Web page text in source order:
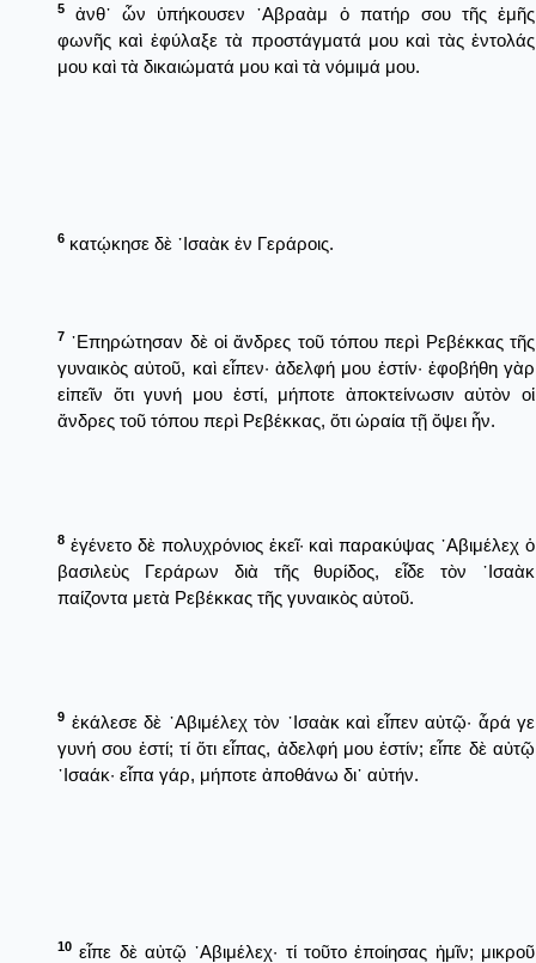
5
ἀνθ᾿ ὧν ὑπήκουσεν ῾Αβραὰμ ὁ πατήρ σου τῆς ἐμῆς
φωνῆς καὶ ἐφύλαξε τὰ προστάγματά μου καὶ τὰς ἐντολάς
μου καὶ τὰ δικαιώματά μου καὶ τὰ νόμιμά μου.
6 κατῴκησε δὲ ᾿Ισαὰκ ἐν Γεράροις.
7 ᾿Επηρώτησαν δὲ οἱ ἄνδρες τοῦ τόπου περὶ Ρεβέκκας τῆς
γυναικὸς αὐτοῦ, καὶ εἶπεν· ἀδελφή μου ἐστίν· ἐφοβήθη γὰρ
εἰπεῖν ὅτι γυνή μου ἐστί, μήποτε ἀποκτείνωσιν αὐτὸν οἱ
ἄνδρες τοῦ τόπου περὶ Ρεβέκκας, ὅτι ὡραία τῇ ὄψει ἦν.
8 ἐγένετο δὲ πολυχρόνιος ἐκεῖ· καὶ παρακύψας ᾿Αβιμέλεχ ὁ
βασιλεὺς Γεράρων διὰ τῆς θυρίδος, εἶδε τὸν ᾿Ισαὰκ
παίζοντα μετὰ Ρεβέκκας τῆς γυναικὸς αὐτοῦ.
9 ἐκάλεσε δὲ ᾿Αβιμέλεχ τὸν ᾿Ισαὰκ καὶ εἶπεν αὐτῷ· ἆρά γε
γυνή σου ἐστί; τί ὅτι εἶπας, ἀδελφή μου ἐστίν; εἶπε δὲ αὐτῷ
᾿Ισαάκ· εἶπα γάρ, μήποτε ἀποθάνω δι᾿ αὐτήν.
10 εἶπε δὲ αὐτῷ ᾿Αβιμέλεχ· τί τοῦτο ἐποίησας ἡμῖν; μικροῦ